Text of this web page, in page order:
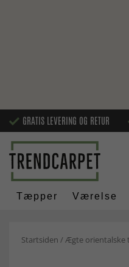
GRATIS LEVERING OG RETUR
Tæpper Værelse
Startsiden /Ægte